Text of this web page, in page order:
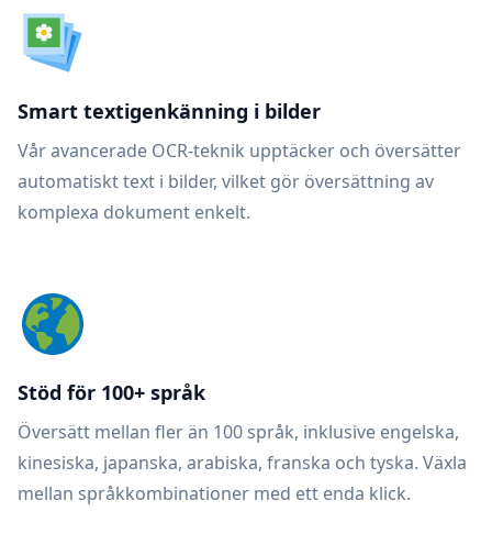
Smart textigenkänning i bilder
Vår avancerade OCR-teknik upptäcker och översätter
automatiskt text i bilder, vilket gör översättning av
komplexa dokument enkelt.
Stöd för 100+ språk
Översätt mellan fler än 100 språk, inklusive engelska,
kinesiska, japanska, arabiska, franska och tyska. Växla
mellan språkkombinationer med ett enda klick.